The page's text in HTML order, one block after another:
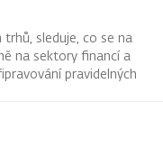
sleduje, co se na
na sektory financí a
pravidelných